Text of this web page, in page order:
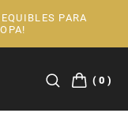
PARA
0